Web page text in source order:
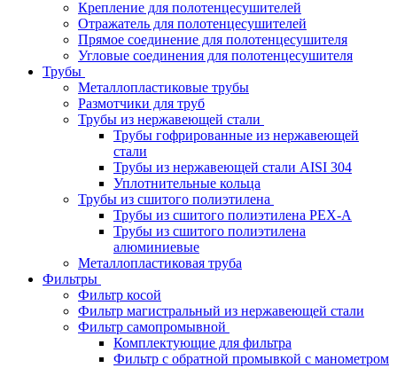
Крепление для полотенцесушителей
Отражатель для полотенцесушителей
Прямое соединение для полотенцесушителя
Угловые соединения для полотенцесушителя
Трубы
Металлопластиковые трубы
Размотчики для труб
Трубы из нержавеющей стали
Трубы гофрированные из нержавеющей
стали
Трубы из нержавеющей стали AISI 304
Уплотнительные кольца
Трубы из сшитого полиэтилена
Трубы из сшитого полиэтилена PEX-A
Трубы из сшитого полиэтилена
алюминиевые
Металлопластиковая труба
Фильтры
Фильтр косой
Фильтр магистральный из нержавеющей стали
Фильтр самопромывной
Комплектующие для фильтра
Фильтр с обратной промывкой c манометром